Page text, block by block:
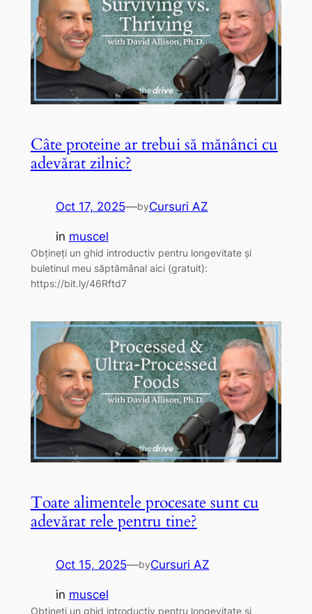
Câte proteine ​​ar trebui să mănânci cu
adevărat zilnic?
Oct 17, 2025—byCursuri AZ
in muscel
Obțineți un ghid introductiv pentru longevitate și
buletinul meu săptămânal aici (gratuit):
https://bit.ly/46Rftd7
Toate alimentele procesate sunt cu
adevărat rele pentru tine?
Oct 15, 2025—byCursuri AZ
in muscel
Obțineți un ghid introductiv pentru longevitate și